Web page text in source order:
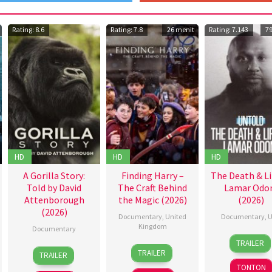
Rating: 8.6
HD
A Gorilla Story:
Told by David
Attenborough
(2026)
Documentary
17
Apr
James
Reed
TRAILER
Rating: 7.8 26 menit
HD
Finding Harry –
The Craft Behind
the Magic (2026)
Documentary United
Kingdom
5
Apr
Eliot
Rausch
TRAILER
Rating: 7.143
HD
The Death &
Lamar
(2026)
Documentary
31
Mar
2026
Ryan
Duffy
TRAILER
TONTON